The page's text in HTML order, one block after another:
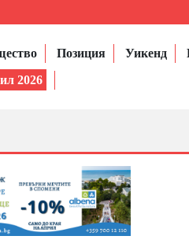
Позиция Уикенд
2026